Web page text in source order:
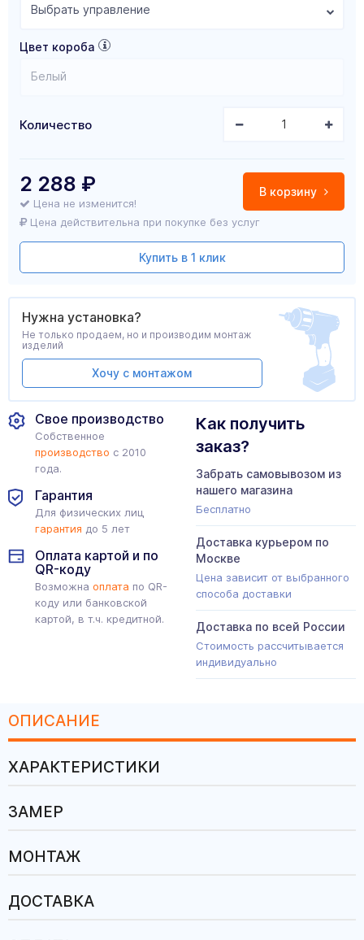
Выбрать управление
Цвет короба
Белый
Количество
В корзину
2 288 ₽
Цена не изменится!
Цена действительна при покупке без услуг
Купить в 1 клик
Свое производство
Собственное
производство с 2010
года.
Гарантия
Для физических лиц
гарантия до 5 лет
Оплата картой и по
QR-коду
Возможна оплата по QR-
коду или банковской
картой, в т.ч. кредитной.
Как получить
заказ?
Забрать самовывозом из
нашего магазина
Бесплатно
Доставка курьером по
Москве
Цена зависит от выбранного
способа доставки
Доставка по всей России
Стоимость рассчитывается
индивидуально
Нужна установка?
Не только продаем, но и производим монтаж
изделий
Хочу с монтажом
ОПИСАНИЕ
ХАРАКТЕРИСТИКИ
ЗАМЕР
МОНТАЖ
ДОСТАВКА